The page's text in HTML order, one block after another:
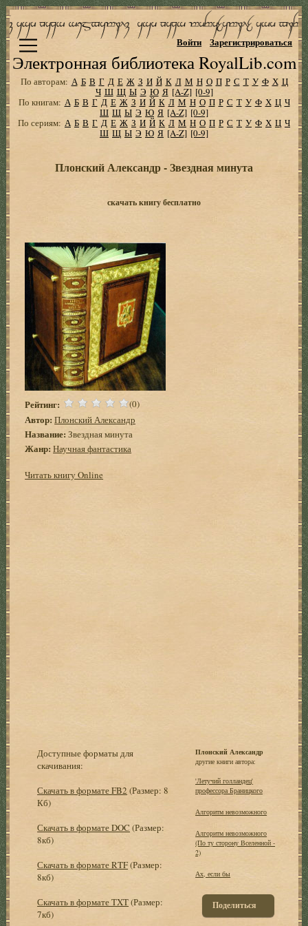
Электронная библиотека RoyalLib.com
Войти Зарегистрироваться
По авторам: А Б В Г Д Е Ж З И Й К Л М Н О П Р С Т У Ф Х Ц
Ч Ш Щ Ы Э Ю Я [A-Z] [0-9]
По книгам: А Б В Г Д Е Ж З И Й К Л М Н О П Р С Т У Ф Х Ц Ч
Ш Щ Ы Э Ю Я [A-Z] [0-9]
По сериям: А Б В Г Д Е Ж З И Й К Л М Н О П Р С Т У Ф Х Ц Ч
Ш Щ Ы Э Ю Я [A-Z] [0-9]
Плонский Александр - Звездная минута
скачать книгу бесплатно
Рейтинг: (0)
Автор: Плонский Александр
Название: Звездная минута
Жанр: Научная фантастика
Читать книгу Online
Доступные форматы для
скачивания:
Скачать в формате FB2 (Размер: 8
Кб)
Скачать в формате DOC (Размер:
8кб)
Скачать в формате RTF(Размер:
8кб)
Скачать в формате TXT(Размер:
7кб)
Плонский Александр
другие книги автора:
'Летучий голландец'
профессора Браницкого
Алгоритм невозможного
Алгоритм невозможного
(По ту сторону Вселенной -
2)
Ах, если бы
Поделиться